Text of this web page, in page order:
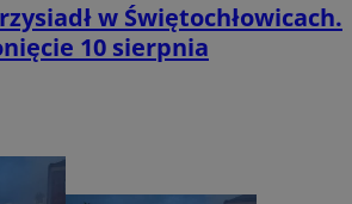
w Świętochłowicach.
10 sierpnia